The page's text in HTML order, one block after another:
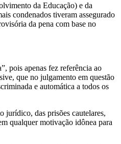
da Educação) e da
condenados tiveram assegurado
da pena com base no
pois apenas fez referência ao
que no julgamento em questão
e automática a todos os
jurídico, das prisões cautelares,
qualquer motivação idônea para